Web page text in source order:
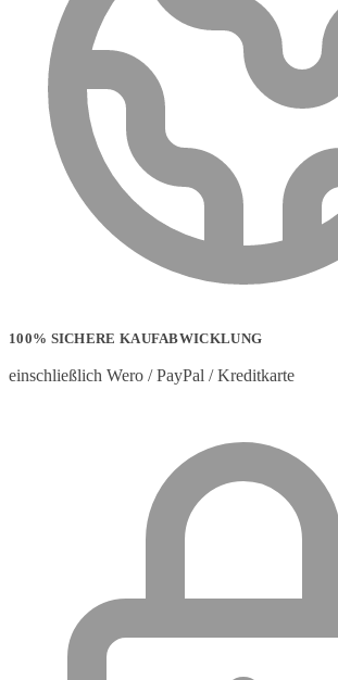
100% SICHERE KAUFABWICKLUNG
einschließlich Wero / PayPal / Kreditkarte